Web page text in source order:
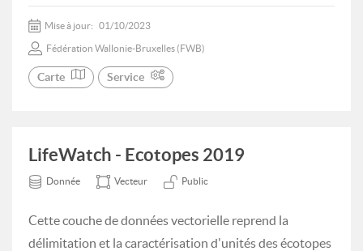
Mise à jour: 01/10/2023
Fédération Wallonie-Bruxelles (FWB)
Carte Service
LifeWatch - Ecotopes 2019
Donnée Vecteur Public
Cette couche de données vectorielle reprend la
délimitation et la caractérisation d'unités des écotopes